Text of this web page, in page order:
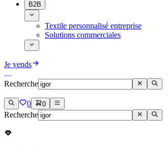
B2B
Textile personnalisé entreprise
Solutions commerciales
Je vends
Recherche
0 0
Recherche